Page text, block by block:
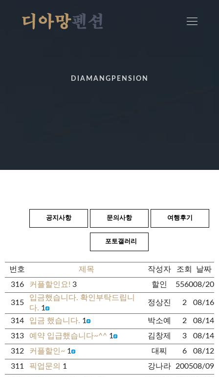
DIAMANGPENSION
공지사항 문의사항 여행후기
포토갤러리
번호 제목 작성자 조회
날짜
316
커플할인요! 3 할인 556008/20
315
입금했습니다. 확인부탁드립니
다. 1
정상진 2 08/16
314 입금 했습니다. 1 박소예 2
08/14
313
예약 입급했습니다~^^ 1 김창제 3
08/14
312
커플할인~ 1 대찌 6
08/12
311
픽업문의 1 강나라 200508/09